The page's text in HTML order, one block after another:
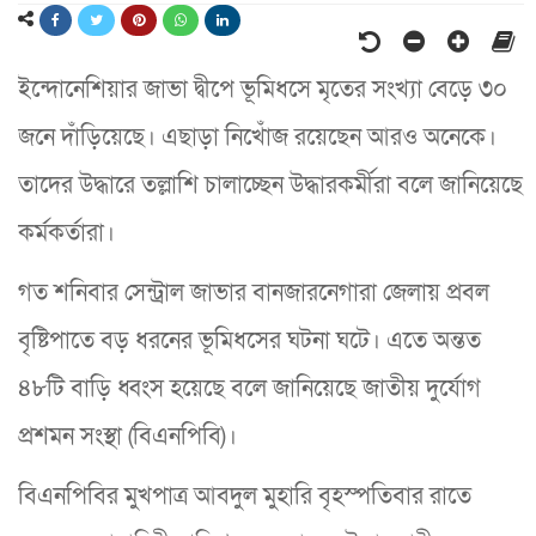
ইন্দোনেশিয়ার জাভা দ্বীপে ভূমিধসে মৃতের সংখ্যা বেড়ে ৩০
জনে দাঁড়িয়েছে। এছাড়া নিখোঁজ রয়েছেন আরও অনেকে।
তাদের ‍উদ্ধারে তল্লাশি চালাচ্ছেন উদ্ধারকর্মীরা বলে জানিয়েছে
কর্মকর্তারা।
গত শনিবার সেন্ট্রাল জাভার বানজারনেগারা জেলায় প্রবল
বৃষ্টিপাতে বড় ধরনের ভূমিধসের ঘটনা ঘটে। এতে অন্তত
৪৮টি বাড়ি ধ্বংস হয়েছে বলে জানিয়েছে জাতীয় দুর্যোগ
প্রশমন সংস্থা (বিএনপিবি)।
বিএনপিবির মুখপাত্র আবদুল মুহারি বৃহস্পতিবার রাতে